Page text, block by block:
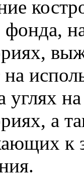
фонда,
на
а
к